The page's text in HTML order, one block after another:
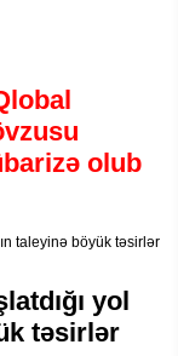
olub
yol
təsirlər